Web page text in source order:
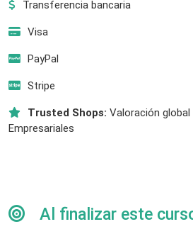
Transferencia bancaria
Visa
PayPal
Stripe
Trusted Shops: Valoración
Empresariales
Al finalizar este